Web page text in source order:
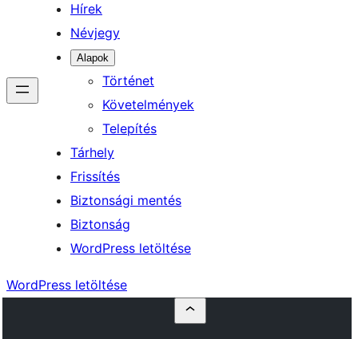
Hírek
Névjegy
Alapok
Történet
Követelmények
Telepítés
Tárhely
Frissítés
Biztonsági mentés
Biztonság
WordPress letöltése
WordPress letöltése